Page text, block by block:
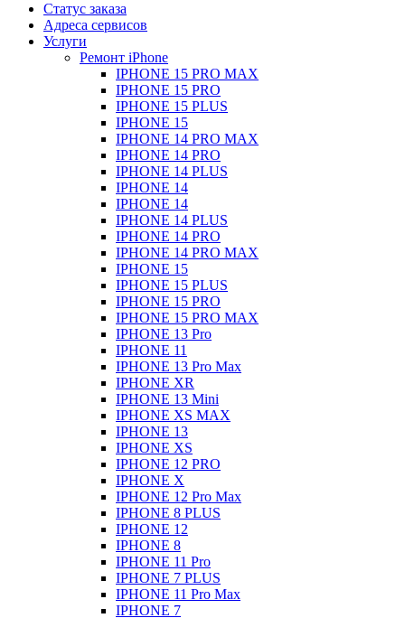
Статус заказа
Адреса сервисов
Услуги
Ремонт iPhone
IPHONE 15 PRO MAX
IPHONE 15 PRO
IPHONE 15 PLUS
IPHONE 15
IPHONE 14 PRO MAX
IPHONE 14 PRO
IPHONE 14 PLUS
IPHONE 14
IPHONE 14
IPHONE 14 PLUS
IPHONE 14 PRO
IPHONE 14 PRO MAX
IPHONE 15
IPHONE 15 PLUS
IPHONE 15 PRO
IPHONE 15 PRO MAX
IPHONE 13 Pro
IPHONE 11
IPHONE 13 Pro Max
IPHONE XR
IPHONE 13 Mini
IPHONE XS MAX
IPHONE 13
IPHONE XS
IPHONE 12 PRO
IPHONE X
IPHONE 12 Pro Max
IPHONE 8 PLUS
IPHONE 12
IPHONE 8
IPHONE 11 Pro
IPHONE 7 PLUS
IPHONE 11 Pro Max
IPHONE 7